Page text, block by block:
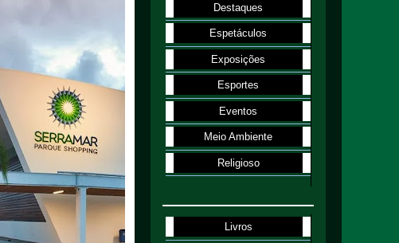
Destaques
Espetáculos
Exposições
Esportes
Eventos
Meio Ambiente
Religioso
Livros